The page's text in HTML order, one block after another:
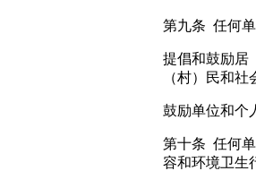
第九条 任何
提倡和鼓励居
（村）民和
鼓励单位和个
第十条 任何
容和环境卫生